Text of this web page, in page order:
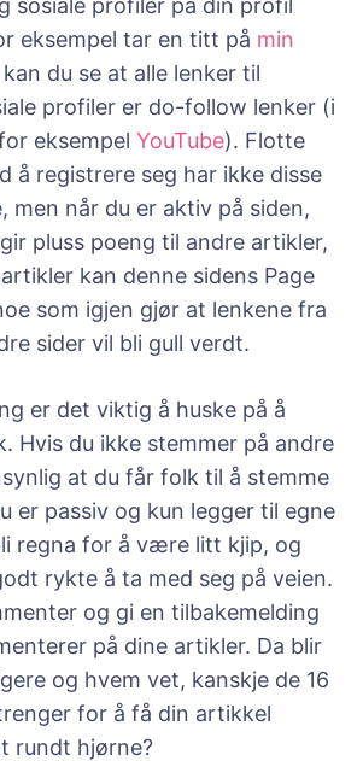
sosiale profiler på din profil
eksempel tar en titt på min
kan du se at alle lenker til
profiler er do-follow lenker (i
eksempel YouTube). Flotte
å registrere seg har ikke disse
men når du er aktiv på siden,
pluss poeng til andre artikler,
kan denne sidens Page
som igjen gjør at lenkene fra
sider vil bli gull verdt.
er det viktig å huske på å
Hvis du ikke stemmer på andre
at du får folk til å stemme
er passiv og kun legger til egne
regna for å være litt kjip, og
rykte å ta med seg på veien.
og gi en tilbakemelding
på dine artikler. Da blir
og hvem vet, kanskje de 16
for å få din artikkel
rundt hjørne?